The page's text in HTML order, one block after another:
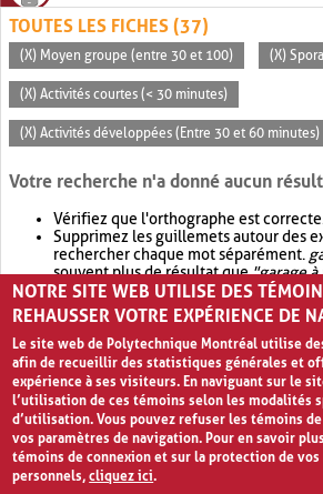
TOUTES LES FICHES (37)
(X) Moyen groupe (entre 30 et 100) (X)
(X) Activités courtes (< 30 minutes)
(X) Activités développées (Entre 30 et 60 minutes)
Votre recherche n'a donné aucun
Vérifiez que l'orthographe est correcte.
Supprimez les guillemets autour des
rechercher chaque mot séparément.
souvent plus de résultat que"garage à
Envisagez d'élargir votre recherche
retournera souvent plus de résultat
NOTRE SITE WEB UTILISE DES
REHAUSSER VOTRE EXPÉRIENCE DE
Le site web de Polytechnique Montréal utilise
afin de recueillir des statistiques générales et
expérience à ses visiteurs. En naviguant sur le
l’utilisation de ces témoins selon les modalités
d’utilisation. Vous pouvez refuser les témoins
vos paramètres de navigation. Pour en savoir
témoins de connexion et sur la protection de
personnels,cliquez ici.